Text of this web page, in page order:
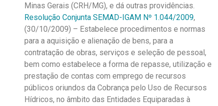
Minas Gerais (CRH/MG), e dá outras providências.
Resolução Conjunta SEMAD-IGAM Nº 1.044/2009,
(30/10/2009) – Estabelece procedimentos e normas
para a aquisição e alienação de bens, para a
contratação de obras, serviços e seleção de pessoal,
bem como estabelece a forma de repasse, utilização e
prestação de contas com emprego de recursos
públicos oriundos da Cobrança pelo Uso de Recursos
Hídricos, no âmbito das Entidades Equiparadas à